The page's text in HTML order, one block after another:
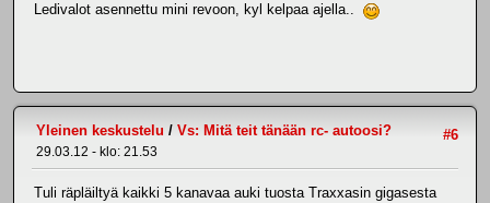
Ledivalot asennettu mini revoon, kyl kelpaa ajella..
#6
Yleinen keskustelu / Vs: Mitä teit tänään rc- autoosi?
29.03.12 - klo: 21.53
Tuli räpläiltyä kaikki 5 kanavaa auki tuosta Traxxasin gigasesta